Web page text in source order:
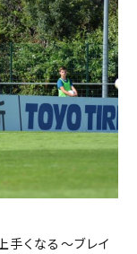
くなる～ブレイ